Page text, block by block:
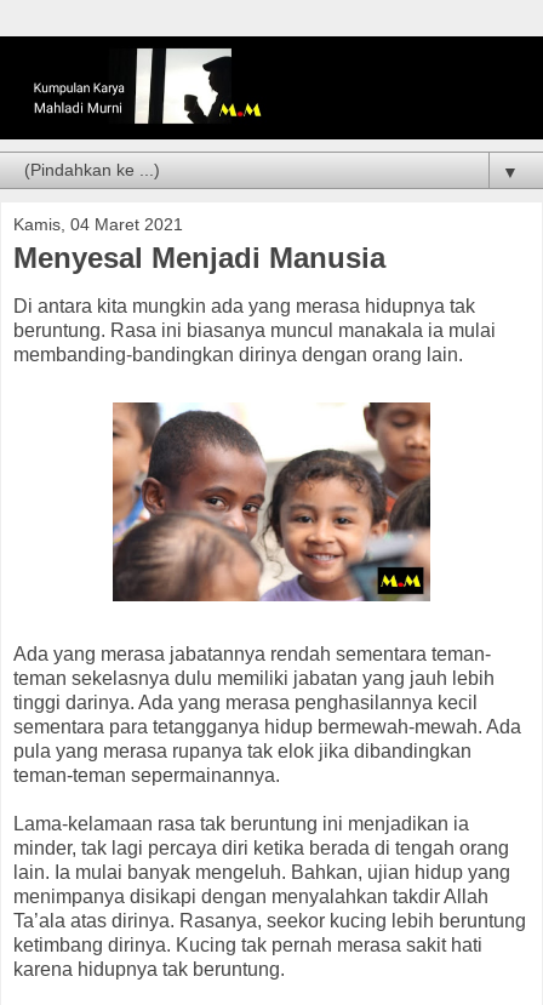
▼
Kamis, 04 Maret 2021
Menyesal Menjadi Manusia
Di antara kita mungkin ada yang merasa hidupnya tak
beruntung. Rasa ini biasanya muncul manakala ia mulai
membanding-bandingkan dirinya dengan orang lain.
Ada yang merasa jabatannya rendah sementara teman-
teman sekelasnya dulu memiliki jabatan yang jauh lebih
tinggi darinya. Ada yang merasa penghasilannya kecil
sementara para tetangganya hidup bermewah-mewah. Ada
pula yang merasa rupanya tak elok jika dibandingkan
teman-teman sepermainannya.
Lama-kelamaan rasa tak beruntung ini menjadikan ia
minder, tak lagi percaya diri ketika berada di tengah orang
lain. Ia mulai banyak mengeluh. Bahkan, ujian hidup yang
menimpanya disikapi dengan menyalahkan takdir Allah
Ta’ala atas dirinya. Rasanya, seekor kucing lebih beruntung
ketimbang dirinya. Kucing tak pernah merasa sakit hati
karena hidupnya tak beruntung.